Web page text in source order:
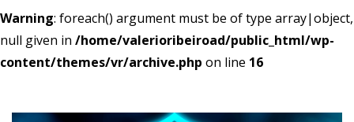
Warning: foreach() argument must be of type array|object,
null given in /home/valerioribeiroad/public_html/wp-
content/themes/vr/archive.php on line 16